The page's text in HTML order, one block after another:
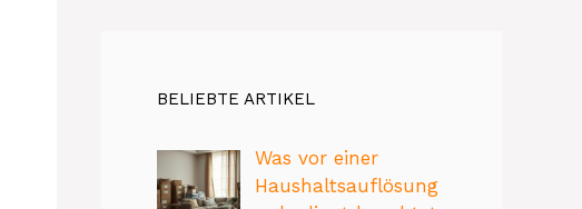
BELIEBTE ARTIKEL
Was vor einer
Haushaltsauflösung